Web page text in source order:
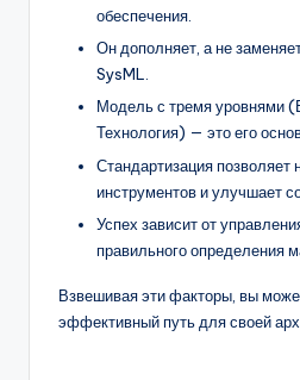
обеспечения.
Он дополняет, а не
SysML.
Модель с тремя уровнями
Технология) — это его
Стандартизация позволяет
инструментов и улучшает
Успех зависит от
правильного определения
Взвешивая эти факторы, вы
эффективный путь для своей